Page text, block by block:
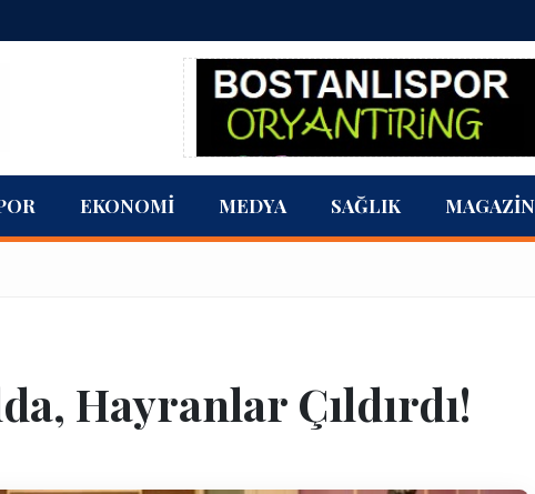
EKONOMI MEDYA SAĞLIK MAGAZIN
Hayranlar Çıldırdı!